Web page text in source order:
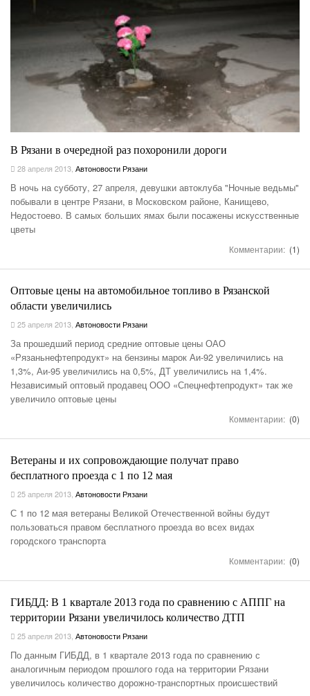
В Рязани в очередной раз похоронили дороги
28 апреля 2013 Автоновости Рязани
В ночь на субботу, 27 апреля, девушки автоклуба "Ночные ведьмы"
побывали в центре Рязани, в Московском районе, Канищево,
Недостоево. В самых больших ямах были посажены искусственные
цветы
Комментарии: (1)
Оптовые цены на автомобильное топливо в Рязанской
области увеличились
25 апреля 2013 Автоновости Рязани
За прошедший период средние оптовые цены ОАО
«Рязаньнефтепродукт» на бензины марок Аи-92 увеличились на
1,3%, Аи-95 увеличились на 0,5%, ДТ увеличились на 1,4%.
Независимый оптовый продавец ООО «Спецнефтепродукт» так же
увеличило оптовые цены
Комментарии: (0)
Ветераны и их сопровождающие получат право
бесплатного проезда с 1 по 12 мая
25 апреля 2013 Автоновости Рязани
С 1 по 12 мая ветераны Великой Отечественной войны будут
пользоваться правом бесплатного проезда во всех видах
городского транспорта
Комментарии: (0)
ГИБДД: В 1 квартале 2013 года по сравнению с АППГ на
территории Рязани увеличилось количество ДТП
25 апреля 2013 Автоновости Рязани
По данным ГИБДД, в 1 квартале 2013 года по сравнению с
аналогичным периодом прошлого года на территории Рязани
увеличилось количество дорожно-транспортных происшествий